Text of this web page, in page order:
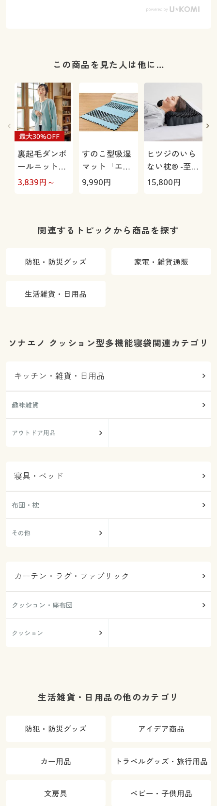
この商品を見た人は他に…
裏起毛ダンボ
ールニットカ
ーディガン
最大30%OFF
3,839円～
すのこ型吸湿
マット「エア
ージョブ®」
9,990円
ヒツジのいら
ない枕® -至
極-
15,800円
関連するトピックから商品を探す
防犯・防災グッズ 家電・雑貨通販
生活雑貨・日用品
ソナエノ クッション型多機能寝袋関連カテゴリ
キッチン・雑貨・日用品
趣味雑貨
アウトドア用品
寝具・ベッド
布団・枕
その他
カーテン・ラグ・ファブリック
クッション・座布団
クッション
生活雑貨・日用品の他のカテゴリ
防犯・防災グッズ アイデア商品
カー用品 トラベルグッズ・旅行用品
文房具 ベビー・子供用品